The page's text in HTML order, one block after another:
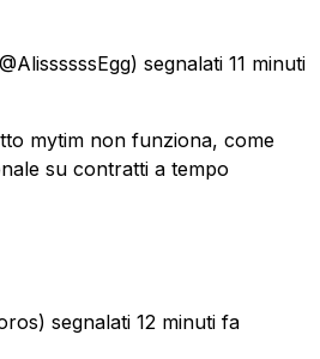
segnalati 11 minuti
mytim non funziona, come
su contratti a tempo
segnalati 12 minuti fa